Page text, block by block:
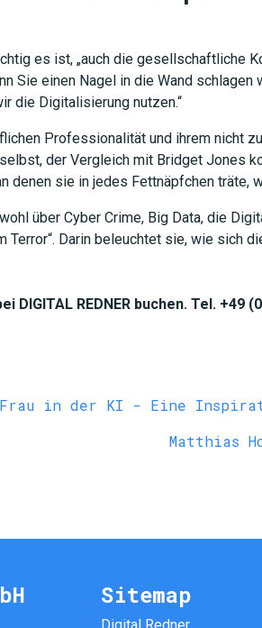
es ist, „auch die gesellschaftliche
Sie einen Nagel in die Wand schlagen
die Digitalisierung nutzen.“
Professionalität und ihrem nicht
der Vergleich mit Bridget Jones
denen sie in jedes Fettnäpfchen träte,
über Cyber Crime, Big Data, die
Terror“. Darin beleuchtet sie, wie sich
REDNER buchen. Tel. +49
in der KI - Eine
Matthias
Sitemap